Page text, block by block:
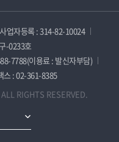
사업자등록 : 314-82-10024
-0233호
7788(이용료 : 발신자부담)
스 : 02-361-8385
RIGHTS RESERVED.